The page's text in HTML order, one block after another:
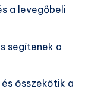
a levegőbeli
segítenek a
összekötik a